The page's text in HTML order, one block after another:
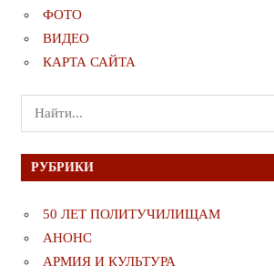
ФОТО
ВИДЕО
КАРТА САЙТА
Поиск
для:
РУБРИКИ
50 ЛЕТ ПОЛИТУЧИЛИЩАМ
АНОНС
АРМИЯ И КУЛЬТУРА